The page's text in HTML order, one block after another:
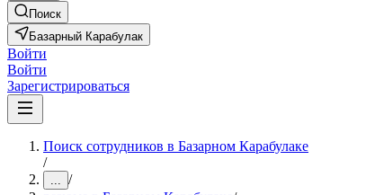
Поиск
Базарный Карабулак
Войти
Войти
Зарегистрироваться
Поиск сотрудников в Базарном Карабулаке
/
... /